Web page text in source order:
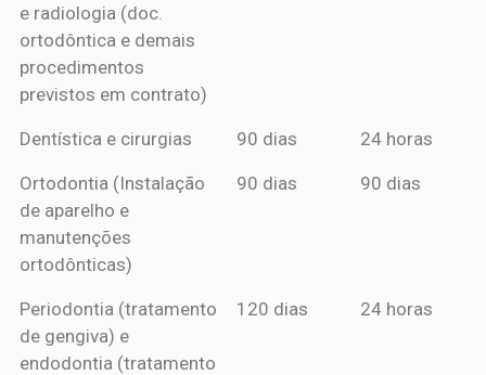
e radiologia (doc.
ortodôntica e demais
procedimentos
previstos em contrato)
Dentística e cirurgias 90 dias 24 horas
Ortodontia (Instalação
de aparelho e
manutenções
ortodônticas)
90 dias 90 dias
Periodontia (tratamento
de gengiva) e
endodontia (tratamento
120 dias 24 horas